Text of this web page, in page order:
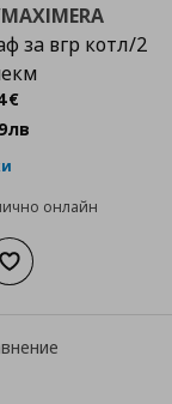
за вгр котл/2
€
лв
онлайн
στο καλάθι
Добави към